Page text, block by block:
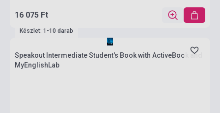
16 075 Ft
Készlet: 1-10 darab
Speakout Intermediate Student's Book with ActiveBook and
MyEnglishLab